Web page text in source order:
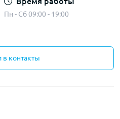
Пн - Сб 09:00 - 19:00
в контакты